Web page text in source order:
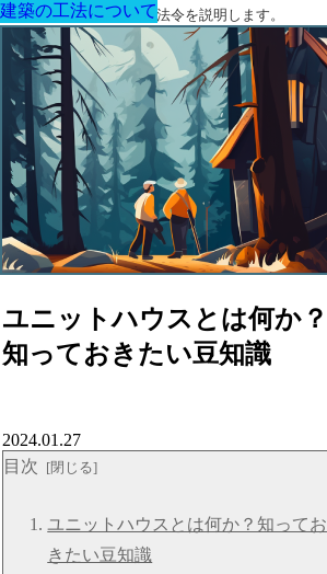
建築に関する用語と関連法令を説明します。
ユニットハウスとは何か？
知っておきたい豆知識
建築の工法について
2024.01.27
目次
ユニットハウスとは何か？知ってお
きたい豆知識
建築の工法について
建築の工法について
建築の工法について
建築の工法について
建築の工法について
建築の工法について